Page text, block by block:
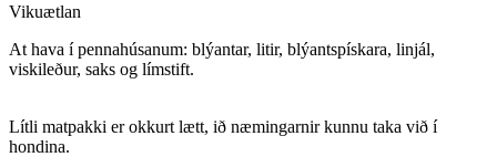
Vikuætlan
At hava í pennahúsanum: blýantar, litir, blýantspískara, linjál,
viskileður, saks og límstift.
Lítli matpakki er okkurt lætt, ið næmingarnir kunnu taka við í
hondina.